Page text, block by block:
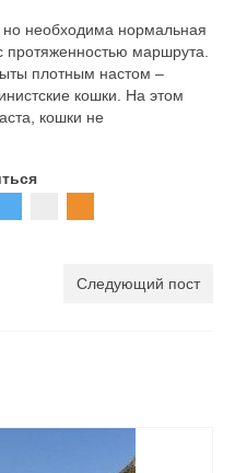
необходима нормальная
протяженностью маршрута.
плотным настом –
кошки. На этом
кошки не
Следующий пост